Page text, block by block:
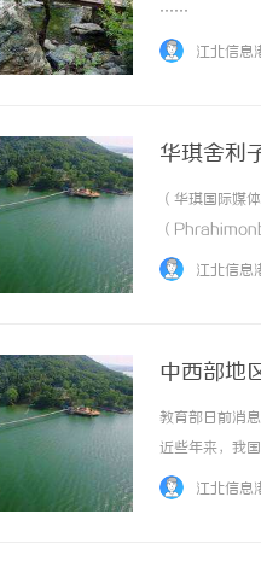
……
江北信息
华琪舍利
（华琪国际媒
（
与佛陀弟子舍
江北信息
中西部地
教育部日前消
近些年来，我
撑。作为我国
江北信息
揭秘！专业充电桩项目软件开发商
哪些行业秘诀？